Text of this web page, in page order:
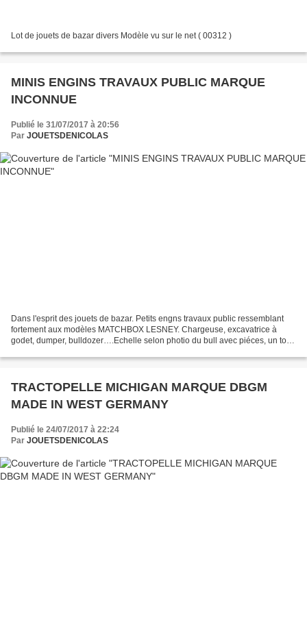
Lot de jouets de bazar divers Modèle vu sur le net ( 00312 )
MINIS ENGINS TRAVAUX PUBLIC MARQUE
INCONNUE
Publié le 31/07/2017 à 20:56
Par JOUETSDENICOLAS
Dans l'esprit des jouets de bazar. Petits engns travaux public ressemblant
fortement aux modèles MATCHBOX LESNEY. Chargeuse, excavatrice à
godet, dumper, bulldozer….Echelle selon photio du bull avec piéces, un tout
TRACTOPELLE MICHIGAN MARQUE DBGM
MADE IN WEST GERMANY
Publié le 24/07/2017 à 22:24
Par JOUETSDENICOLAS